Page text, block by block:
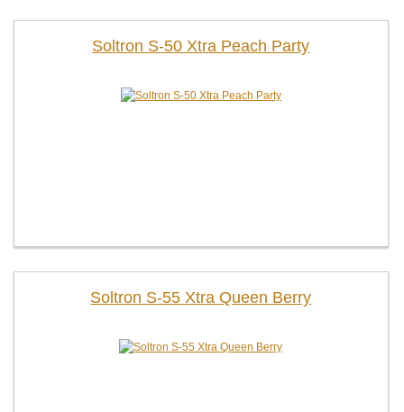
Soltron S-50 Xtra Peach Party
Soltron S-55 Xtra Queen Berry